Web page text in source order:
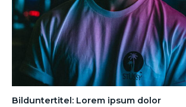
Bilduntertitel: Lorem ipsum dolor